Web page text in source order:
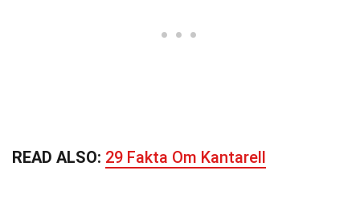
READ ALSO: 29 Fakta Om Kantarell